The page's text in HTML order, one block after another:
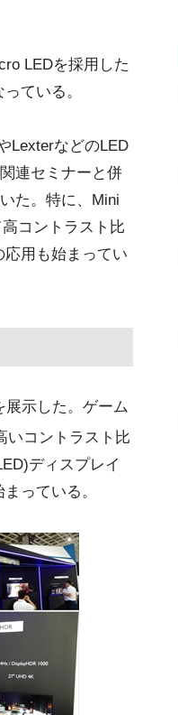
LEDを採用した
ている。
LexterなどのLED
連セミナーと併
た。特に、Mini
コントラスト比
用も始まってい
展示した。ゲーム
いコントラスト比
ディスプレイ
っている。